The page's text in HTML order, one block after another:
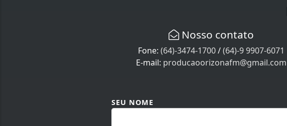
Nosso contato
Fone:(64)-3474-1700/(64)-9 9907-6071
E-mail: producaoorizonafm@gmail.com
SEU NOME